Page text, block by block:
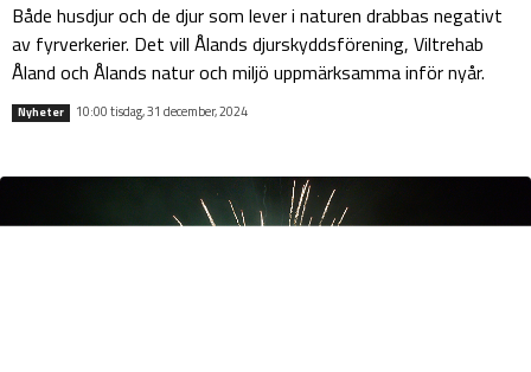
Både husdjur och de djur som lever i naturen drabbas negativt
av fyrverkerier. Det vill Ålands djurskyddsförening, Viltrehab
Åland och Ålands natur och miljö uppmärksamma inför nyår.
Nyheter 10:00 tisdag, 31 december, 2024